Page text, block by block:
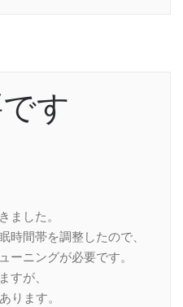
す
ました。
時間帯を調整したので、
ーニングが必要です。
すが、
ります。